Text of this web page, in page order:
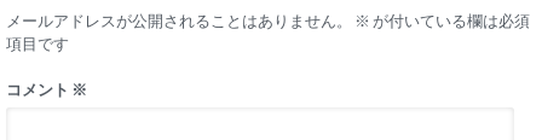
メールアドレスが公開されることはありません。 ※ が付いている欄は必須
項目です
コメント ※